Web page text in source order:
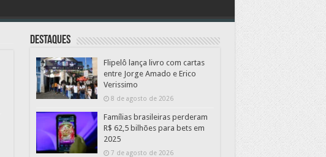
Destaques
Flipelô lança livro com cartas
entre Jorge Amado e Erico
Verissimo
8 de agosto de 2026
Famílias brasileiras perderam
R$ 62,5 bilhões para bets em
2025
7 de agosto de 2026